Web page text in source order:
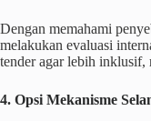
Dengan memahami
melakukan evaluasi
tender agar lebih inklusif,
4. Opsi Mekanisme